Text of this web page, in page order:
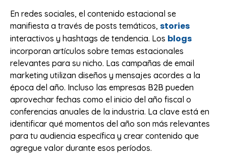
En redes sociales, el contenido estacional se
manifiesta a través de posts temáticos, stories
interactivos y hashtags de tendencia. Los blogs
incorporan artículos sobre temas estacionales
relevantes para su nicho. Las campañas de email
marketing utilizan diseños y mensajes acordes a la
época del año. Incluso las empresas B2B pueden
aprovechar fechas como el inicio del año fiscal o
conferencias anuales de la industria. La clave está en
identificar qué momentos del año son más relevantes
para tu audiencia específica y crear contenido que
agregue valor durante esos períodos.